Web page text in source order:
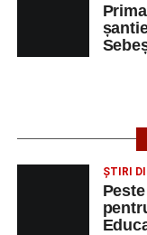
Primul
2026 a
au venit la Sebeș
tinerilor muzicieni
spectatorii au
ȘTIRI